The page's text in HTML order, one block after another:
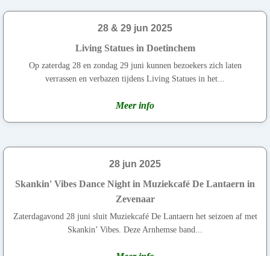
28 & 29 jun 2025
Living Statues in Doetinchem
Op zaterdag 28 en zondag 29 juni kunnen bezoekers zich laten
verrassen en verbazen tijdens Living Statues in het...
Meer info
28 jun 2025
Skankin' Vibes Dance Night in Muziekcafé De Lantaern in
Zevenaar
Zaterdagavond 28 juni sluit Muziekcafé De Lantaern het seizoen af met
Skankin’ Vibes. Deze Arnhemse band...